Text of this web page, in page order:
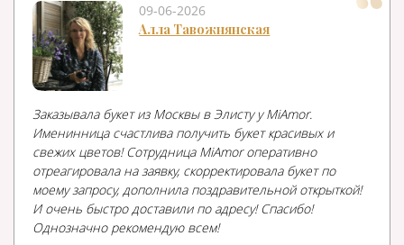
09-06-2026
Алла Тавожнянская
Заказывала букет из Москвы в Элисту у MiAmor.
Именинница счастлива получить букет красивых и
свежих цветов! Сотрудница MiAmor оперативно
отреагировала на заявку, скорректировала букет по
моему запросу, дополнила поздравительной открыткой!
И очень быстро доставили по адресу! Спасибо!
Однозначно рекомендую всем!